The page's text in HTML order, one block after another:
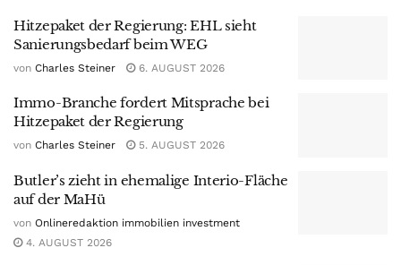
Hitzepaket der Regierung: EHL sieht
Sanierungsbedarf beim WEG
von Charles Steiner 6. AUGUST 2026
Immo-Branche fordert Mitsprache bei
Hitzepaket der Regierung
von Charles Steiner 5. AUGUST 2026
Butler’s zieht in ehemalige Interio-Fläche
auf der MaHü
von Onlineredaktion immobilien investment
4. AUGUST 2026